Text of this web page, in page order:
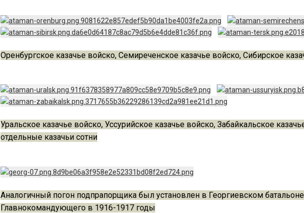
Оренбургское казачье войско, Семиреченское казачье войско, Сибирское
Уральское казачье войско, Уссурийское казачье войско, Забайкальское
отдельные казачьи сотни
Аналогичный погон подпрапорщика был установлен в Георгиевском
Главнокомандующего в 1916-1917 годы